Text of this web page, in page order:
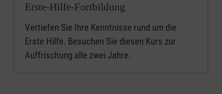
Erste-Hilfe-Fortbildung
Vertiefen Sie Ihre Kenntnisse rund um die
Erste Hilfe. Besuchen Sie diesen Kurs zur
Auffrischung alle zwei Jahre.